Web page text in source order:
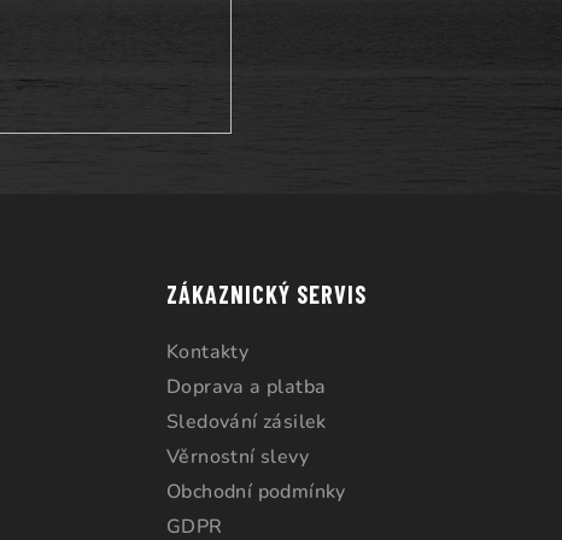
ZÁKAZNICKÝ SERVIS
Kontakty
Doprava a platba
Sledování zásilek
Věrnostní slevy
Obchodní podmínky
GDPR